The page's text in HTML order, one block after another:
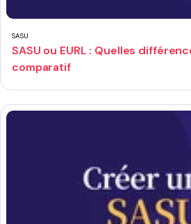
SASU
SASU ou EURL : Quelles
comparatif